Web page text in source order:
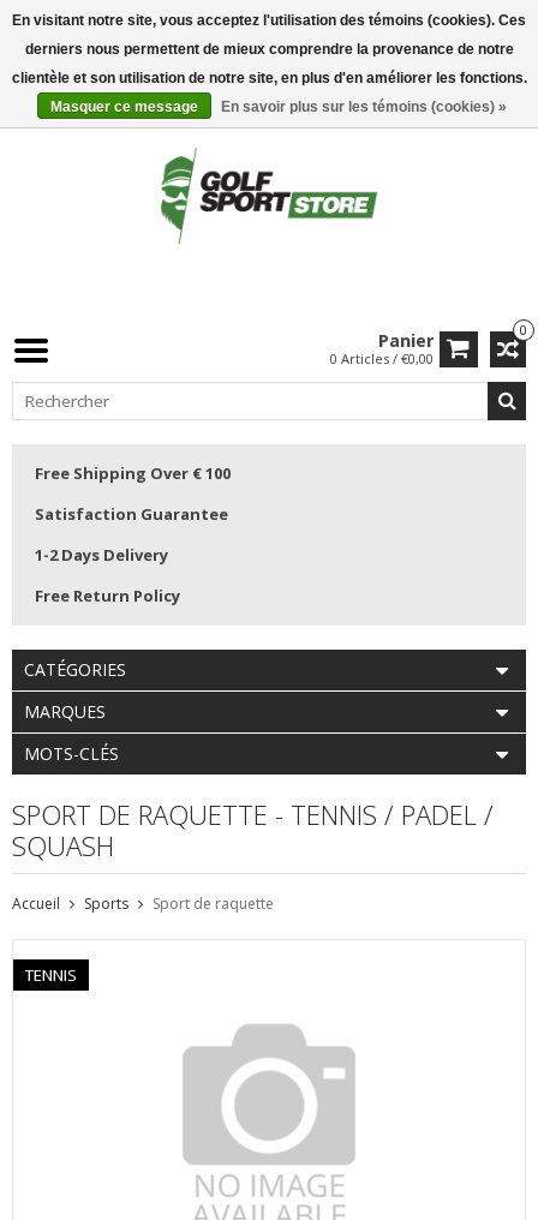
0
Panier
0 Articles / €0,00
Free Shipping Over € 100
Satisfaction Guarantee
1-2 Days Delivery
Free Return Policy
CATÉGORIES
MARQUES
MOTS-CLÉS
SPORT DE RAQUETTE - TENNIS / PADEL /
SQUASH
Accueil Sports Sport de raquette
TENNIS
En visitant notre site, vous acceptez l'utilisation des témoins (cookies). Ces
derniers nous permettent de mieux comprendre la provenance de notre
clientèle et son utilisation de notre site, en plus d'en améliorer les fonctions.
Masquer ce message
En savoir plus sur les témoins (cookies) »